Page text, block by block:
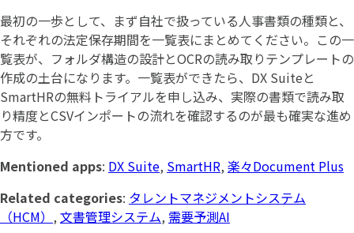
最初の一歩として、まず自社で扱っている人事書類の種類と、
それぞれの法定保存期間を一覧表にまとめてください。この一
覧表が、フォルダ構造の設計とOCRの読み取りテンプレートの
作成の土台になります。一覧表ができたら、DX Suiteと
SmartHRの無料トライアルを申し込み、実際の書類で読み取
り精度とCSVインポートの流れを確認するのが最も確実な進め
方です。
Mentioned apps: DX Suite, SmartHR, 楽々Document Plus
Related categories: タレントマネジメントシステム
（HCM） , 文書管理システム, 需要予測AI